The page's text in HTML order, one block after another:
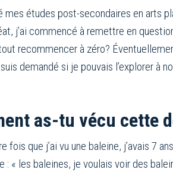
mes études post-secondaires en arts
j’ai commencé à remettre en
recommencer à zéro?
demandé si je pouvais l’explorer à
as-tu vécu cette
fois que j’ai vu une baleine, j’avais 7
: « les baleines, je voulais voir des